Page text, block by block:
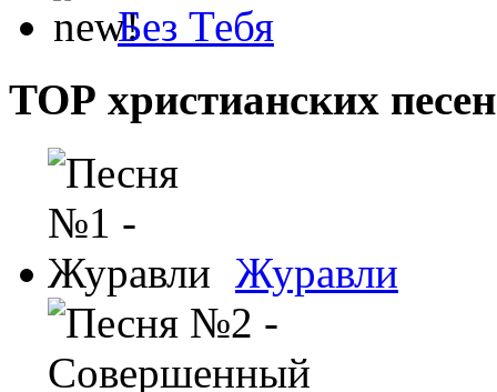
Без Тебя
ТОР христианских песен
Журавли